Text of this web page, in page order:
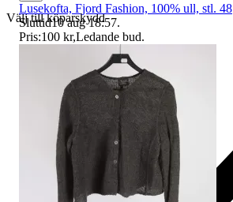
Välj till köparskydd
Lusekofta, Fjord Fashion, 100% ull, stl. 48
Sluttid10 aug 18:57.
Pris:100 kr,Ledande bud.